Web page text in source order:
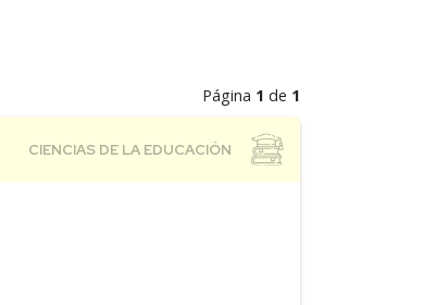
Página 1 de 1